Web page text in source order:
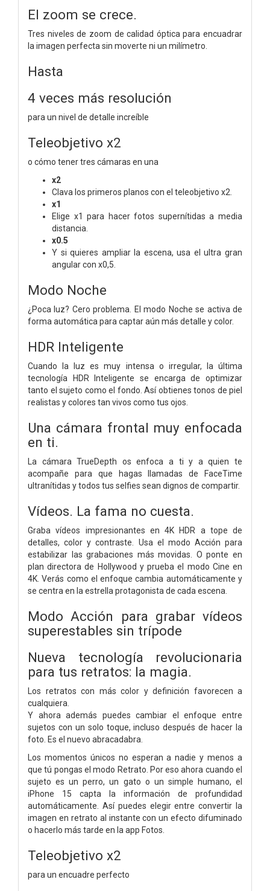
El zoom se crece.
Tres niveles de zoom de calidad óptica para encuadrar
la imagen perfecta sin moverte ni un milímetro.
Hasta
4 veces más resolución
para un nivel de detalle increíble
Teleobjetivo x2
o cómo tener tres cámaras en una
x2
Clava los primeros planos con el teleobjetivo x2.
x1
Elige x1 para hacer fotos supernítidas a media
distancia.
x0.5
Y si quieres ampliar la escena, usa el ultra gran
angular con x0,5.
Modo Noche
¿Poca luz? Cero problema. El modo Noche se activa de
forma automática para captar aún más detalle y color.
HDR Inteligente
Cuando la luz es muy intensa o irregular, la última
tecnología HDR Inteligente se encarga de optimizar
tanto el sujeto como el fondo. Así obtienes tonos de piel
realistas y colores tan vivos como tus ojos.
Una cámara frontal muy enfocada
en ti.
La cámara TrueDepth os enfoca a ti y a quien te
acompañe para que hagas llamadas de FaceTime
ultranítidas y todos tus selfies sean dignos de compartir.
Vídeos. La fama no cuesta.
Graba vídeos impresio­nantes en 4K HDR a tope de
detalles, color y contraste. Usa el modo Acción para
estabilizar las grabaciones más movidas. O ponte en
plan directora de Hollywood y prueba el modo Cine en
4K. Verás como el enfoque cambia automáticamente y
se centra en la estrella protagonista de cada escena.
Modo Acción para grabar vídeos
superestables sin trípode
Nueva tecnología revolucionaria
para tus retratos: la magia.
Los retratos con más color y definición favorecen a
cualquiera.
Y ahora además puedes cambiar el enfoque entre
sujetos con un solo toque, incluso después de hacer la
foto. Es el nuevo abracadabra.
Los momentos únicos no esperan a nadie y menos a
que tú pongas el modo Retrato. Por eso ahora cuando el
sujeto es un perro, un gato o un simple humano, el
iPhone 15 capta la información de profundidad
automáticamente. Así puedes elegir entre convertir la
imagen en retrato al instante con un efecto difuminado
o hacerlo más tarde en la app Fotos.
Teleobjetivo x2
para un encuadre perfecto